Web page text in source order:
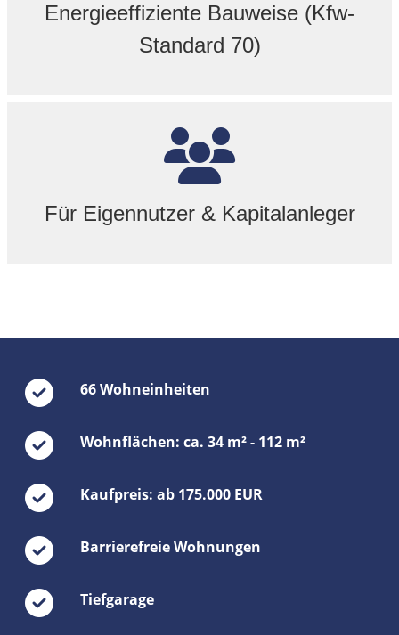
Energieeffiziente Bauweise (Kfw-
Standard 70)
Für Eigennutzer & Kapitalanleger
66 Wohneinheiten
Wohnflächen: ca. 34 m² - 112 m²
Kaufpreis: ab 175.000 EUR
Barrierefreie Wohnungen
Tiefgarage